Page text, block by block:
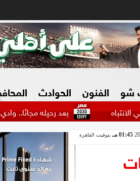
شو الفنون الحوادث
شكاوي المواطن
بعد رحيله مجانًا.. وادي دجلة
01:45 مـ بتوقيت القاهرة